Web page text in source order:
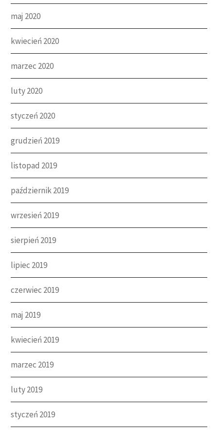
maj 2020
kwiecień 2020
marzec 2020
luty 2020
styczeń 2020
grudzień 2019
listopad 2019
październik 2019
wrzesień 2019
sierpień 2019
lipiec 2019
czerwiec 2019
maj 2019
kwiecień 2019
marzec 2019
luty 2019
styczeń 2019